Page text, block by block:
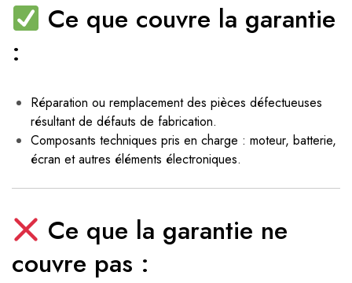
Ce que couvre la garantie
:
Réparation ou remplacement des pièces défectueuses
résultant de défauts de fabrication.
Composants techniques pris en charge : moteur, batterie,
écran et autres éléments électroniques.
Ce que la garantie ne
couvre pas :